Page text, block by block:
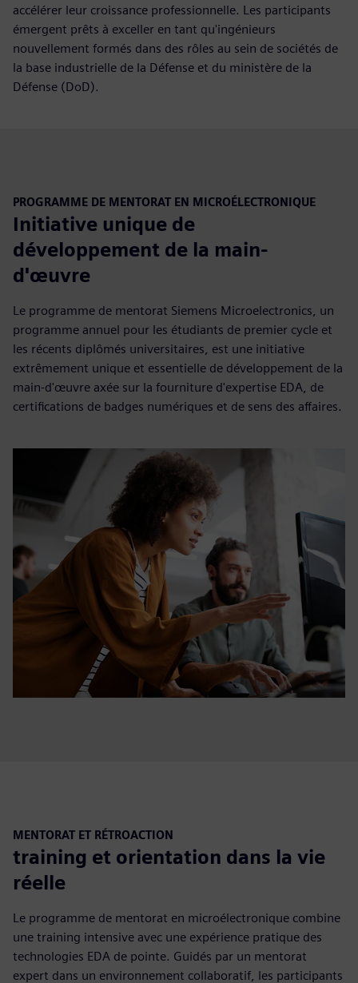
accélérer leur croissance professionnelle. Les participants
émergent prêts à exceller en tant qu'ingénieurs
nouvellement formés dans des rôles au sein de sociétés de
la base industrielle de la Défense et du ministère de la
Défense (DoD).
PROGRAMME DE MENTORAT EN MICROÉLECTRONIQUE
Initiative unique de
développement de la main-
d'œuvre
Le programme de mentorat Siemens Microelectronics, un
programme annuel pour les étudiants de premier cycle et
les récents diplômés universitaires, est une initiative
extrêmement unique et essentielle de développement de la
main-d'œuvre axée sur la fourniture d'expertise EDA, de
certifications de badges numériques et de sens des affaires.
MENTORAT ET RÉTROACTION
training et orientation dans la vie
réelle
Le programme de mentorat en microélectronique combine
une training intensive avec une expérience pratique des
technologies EDA de pointe. Guidés par un mentorat
expert dans un environnement collaboratif, les participants